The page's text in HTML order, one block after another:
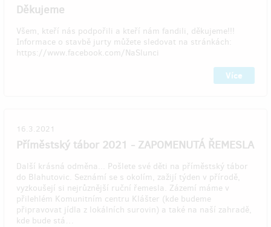
Děkujeme
Všem, kteří nás podpořili a kteří nám fandili, děkujeme!!!
Informace o stavbě jurty můžete sledovat na stránkách:
https://www.facebook.com/NaSlunci
Více
16.3.2021
Příměstský tábor 2021 - ZAPOMENUTÁ ŘEMESLA
Další krásná odměna... Pošlete své děti na příměstský tábor
do Blahutovic. Seznámí se s okolím, zažijí týden v přírodě,
vyzkoušejí si nejrůznější ruční řemesla. Zázemí máme v
přilehlém Komunitním centru Klášter (kde budeme
připravovat jídla z lokálních surovin) a také na naší zahradě,
kde bude stá…